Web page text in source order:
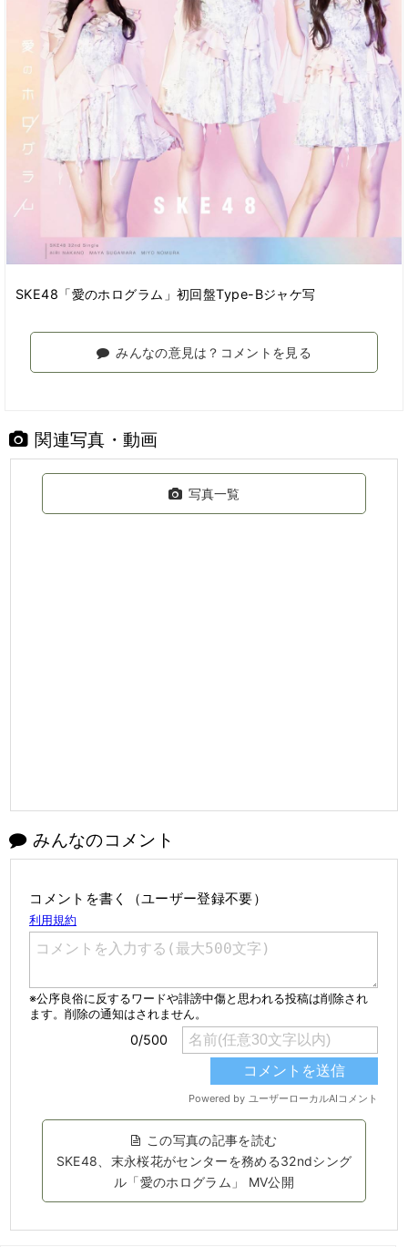
SKE48「愛のホログラム」初回盤Type-Bジャケ写
みんなの意見は？コメントを見る
関連写真・動画
写真一覧
みんなのコメント
コメントを書く（ユーザー登録不要）
この写真の記事を読む
SKE48、末永桜花がセンターを務める32ndシング
ル「愛のホログラム」 MV公開